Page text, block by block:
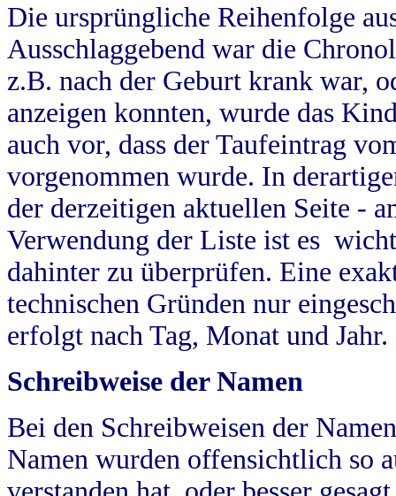
Die ursprüngliche Reihenfolge
Ausschlaggebend war die
z.B. nach der Geburt krank war,
anzeigen konnten, wurde das
auch vor, dass der Taufeintrag
vorgenommen wurde. In
der derzeitigen aktuellen Seite -
Verwendung der Liste ist es
dahinter zu überprüfen. Eine
technischen Gründen nur
erfolgt nach Tag, Monat und Jahr.
Schreibweise der Namen
Bei den Schreibweisen der
Namen wurden offensichtlich so